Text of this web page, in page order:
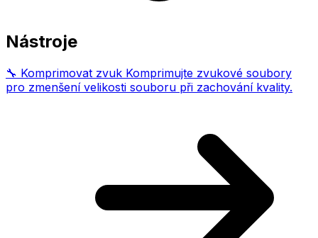
Nástroje
🔧 Komprimovat zvuk Komprimujte zvukové soubory
pro zmenšení velikosti souboru při zachování kvality.